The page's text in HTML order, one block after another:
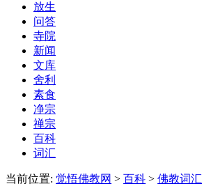
放生
问答
寺院
新闻
文库
舍利
素食
净宗
禅宗
百科
词汇
当前位置: 觉悟佛教网 > 百科 > 佛教词汇